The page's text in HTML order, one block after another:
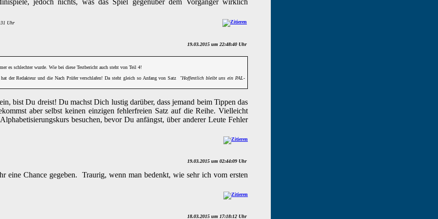
jedoch nichts, was das Spiel gegenüber dem Vorgänger wirklich
Uhr
19.03.2015 um 22:48:40 Uhr
es schlechter wurde. Wie bei diese Testbericht auch steht von Teil 4!
der Redakteur und die Nach Prüfer verschlafen! Da steht gleich so Anfang von Satz
"Hoffentlich bleibt uns ein PAL-
bist Du dreist! Du machst Dich lustig darüber, dass jemand beim Tippen das
aber selbst keinen einzigen fehlerfreien Satz auf die Reihe. Vielleicht
besuchen, bevor Du anfängst, über anderer Leute Fehler
19.03.2015 um 02:44:09 Uhr
eine Chance gegeben. Traurig, wenn man bedenkt, wie sehr ich vom ersten
18.03.2015 um 17:18:12 Uhr